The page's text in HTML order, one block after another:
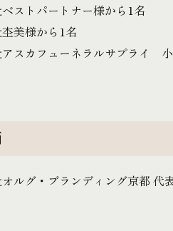
ストパートナー様から1名
美様から1名
スカフューネラルサプライ
ルグ・ブランディング京都